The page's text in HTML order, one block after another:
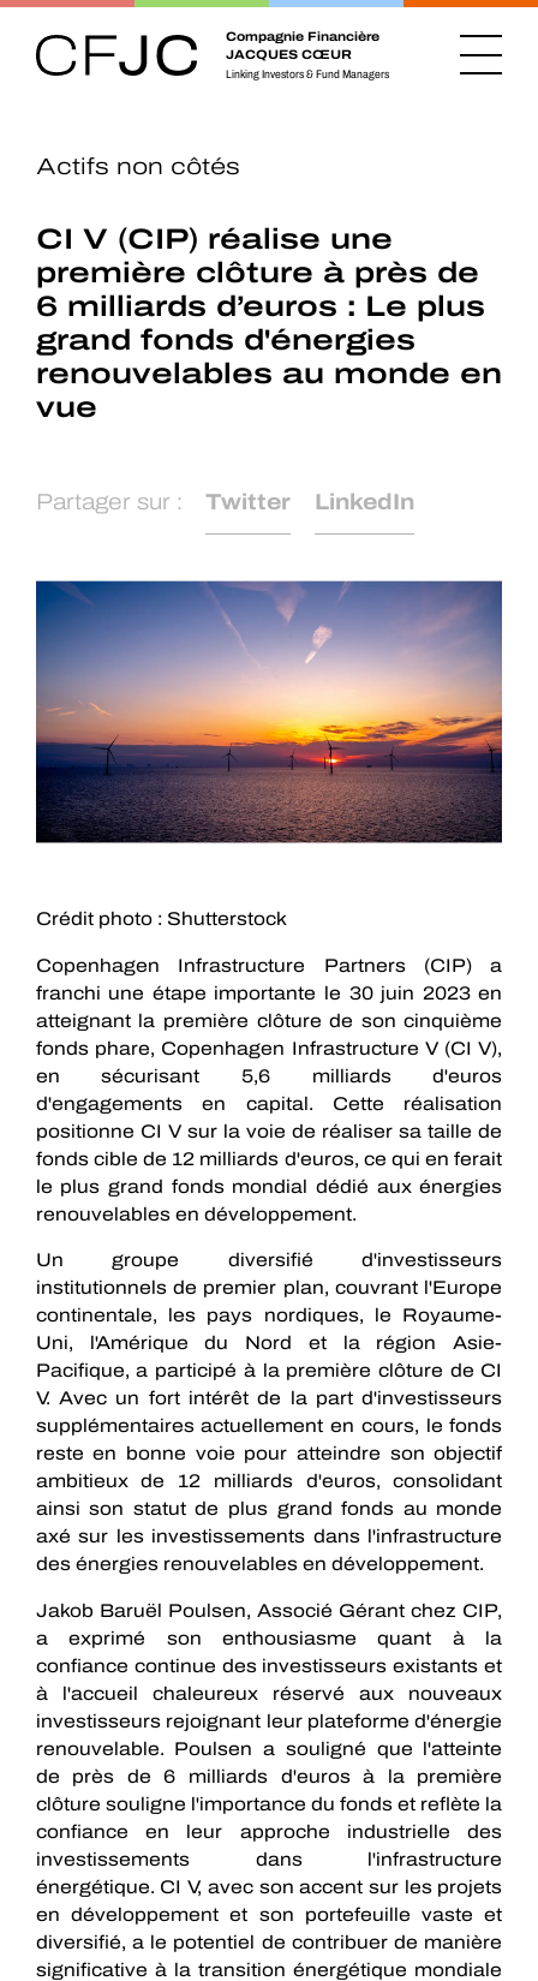
Compagnie Financière
JACQUES CŒUR
Linking Investors & Fund Managers
Actifs non côtés
CI V (CIP) réalise une
première clôture à près de
6 milliards d’euros : Le plus
grand fonds d'énergies
renouvelables au monde en
vue
Partager sur : Twitter LinkedIn
Crédit photo : Shutterstock
Copenhagen Infrastructure Partners (CIP) a
franchi une étape importante le 30 juin 2023 en
atteignant la première clôture de son cinquième
fonds phare, Copenhagen Infrastructure V (CI V),
en sécurisant 5,6 milliards d'euros
d'engagements en capital. Cette réalisation
positionne CI V sur la voie de réaliser sa taille de
fonds cible de 12 milliards d'euros, ce qui en ferait
le plus grand fonds mondial dédié aux énergies
renouvelables en développement.
Un groupe diversifié d'investisseurs
institutionnels de premier plan, couvrant l'Europe
continentale, les pays nordiques, le Royaume-
Uni, l'Amérique du Nord et la région Asie-
Pacifique, a participé à la première clôture de CI
V. Avec un fort intérêt de la part d'investisseurs
supplémentaires actuellement en cours, le fonds
reste en bonne voie pour atteindre son objectif
ambitieux de 12 milliards d'euros, consolidant
ainsi son statut de plus grand fonds au monde
axé sur les investissements dans l'infrastructure
des énergies renouvelables en développement.
Jakob Baruël Poulsen, Associé Gérant chez CIP,
a exprimé son enthousiasme quant à la
confiance continue des investisseurs existants et
à l'accueil chaleureux réservé aux nouveaux
investisseurs rejoignant leur plateforme d'énergie
renouvelable. Poulsen a souligné que l'atteinte
de près de 6 milliards d'euros à la première
clôture souligne l'importance du fonds et reflète la
confiance en leur approche industrielle des
investissements dans l'infrastructure
énergétique. CI V, avec son accent sur les projets
en développement et son portefeuille vaste et
diversifié, a le potentiel de contribuer de manière
significative à la transition énergétique mondiale